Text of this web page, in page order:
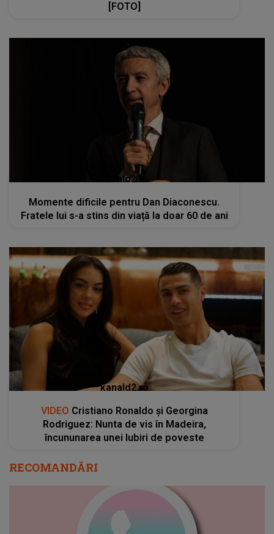
[FOTO]
kanald2.ro
Momente dificile pentru Dan Diaconescu.
Fratele lui s-a stins din viață la doar 60 de ani
kanald2.ro
VIDEO Cristiano Ronaldo și Georgina
Rodriguez: Nunta de vis în Madeira,
încununarea unei Iubiri de poveste
RECOMANDĂRI